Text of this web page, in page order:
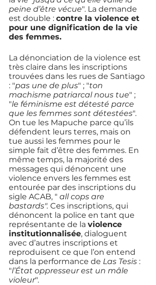
peine d’être vécue". La demande
est double : contre la violence et
pour une dignification de la vie
des femmes.
La dénonciation de la violence est
très claire dans les inscriptions
trouvées dans les rues de Santiago
: "pas une de plus" ; "ton
machisme patriarcal nous tue" ;
"le féminisme est détesté parce
que les femmes sont détestées".
On tue les Mapuche parce qu’ils
défendent leurs terres, mais on
tue aussi les femmes pour le
simple fait d’être des femmes. En
même temps, la majorité des
messages qui dénoncent une
violence envers les femmes est
entourée par des inscriptions du
sigle ACAB, " all cops are
bastards". Ces inscriptions, qui
dénoncent la police en tant que
représentante de la violence
institutionnalisée, dialoguent
avec d’autres inscriptions et
reproduisent ce que l’on entend
dans la performance de Las Tesis :
"l’État oppresseur est un mâle
violeur".